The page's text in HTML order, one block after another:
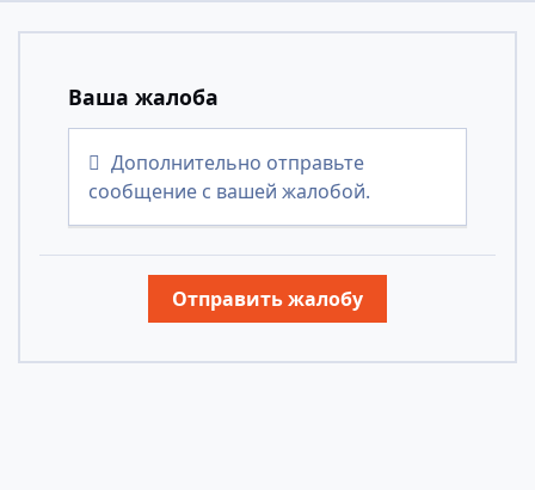
Ваша жалоба
Дополнительно отправьте
сообщение с вашей жалобой.
Отправить жалобу